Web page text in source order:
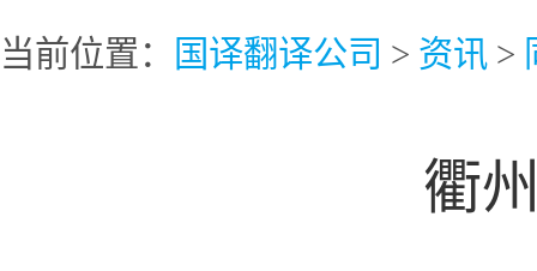
当前位置： 国译翻译公司 > 资讯 >
衢